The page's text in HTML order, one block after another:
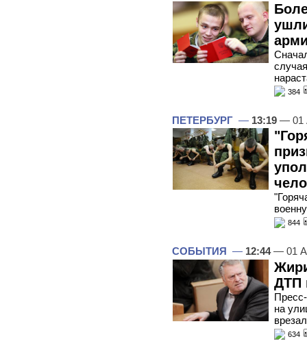
384
ПЕТЕРБУРГ — 13:19 — 01
844
СОБЫТИЯ — 12:44— 01
ДТП
на
634